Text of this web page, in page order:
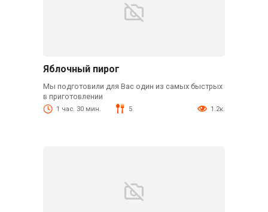
Яблочный пирог
Мы подготовили для Вас один из самых быстрых
в приготовлении
1 час. 30 мин. 5 1.2к.